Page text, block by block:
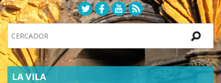
Search
Site
SECTIONS
LA VILA